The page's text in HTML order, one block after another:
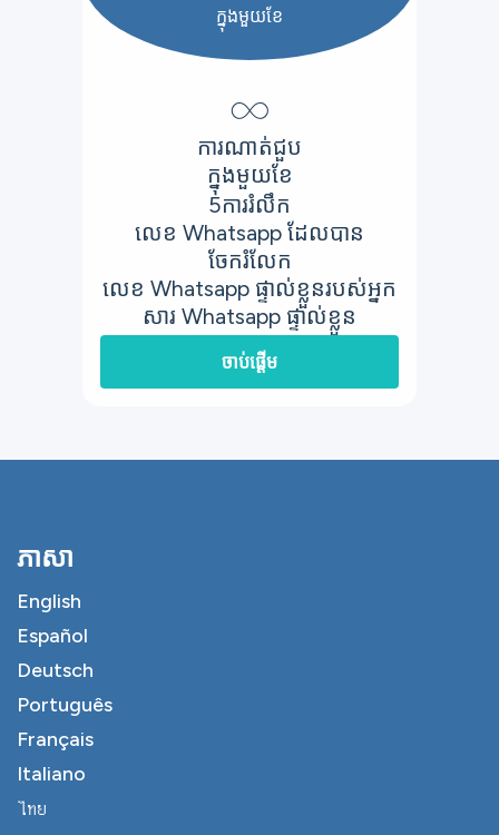
ក្នុងមួយខែ
∞
ការណាត់ជួប
ក្នុងមួយខែ
5ការរំលឹក
លេខ Whatsapp ដែលបាន
ចែករំលែក
លេខ Whatsapp ផ្ទាល់ខ្លួនរបស់អ្នក
សារ Whatsapp ផ្ទាល់ខ្លួន
ចាប់ផ្តើម
ភាសា
English
Español
Deutsch
Português
Français
Italiano
ไทย